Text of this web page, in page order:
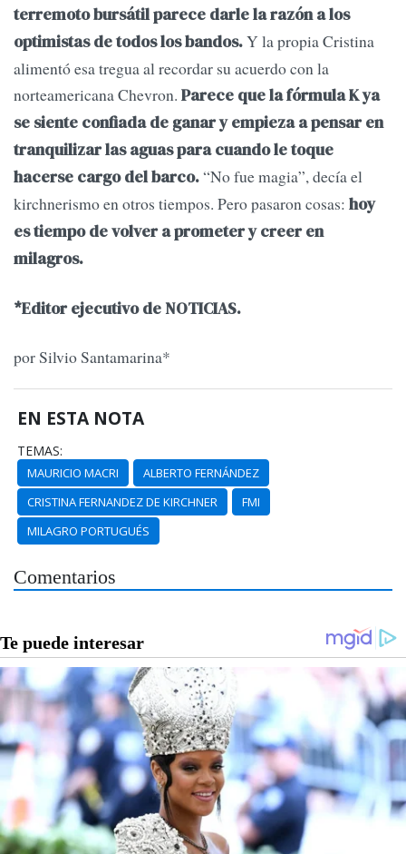
terremoto bursátil parece darle la razón a los
optimistas de todos los bandos.Y la propia Cristina
alimentó esa tregua al recordar su acuerdo con la
norteamericana Chevron. Parece que la fórmula K ya
se siente confiada de ganar y empieza a pensar en
tranquilizar las aguas para cuando le toque
hacerse cargo del barco.“No fue magia”, decía el
kirchnerismo en otros tiempos. Pero pasaron cosas: hoy
es tiempo de volver a prometer y creer en
milagros.
*Editor ejecutivo de NOTICIAS.
por Silvio Santamarina*
EN ESTA NOTA
TEMAS:
MAURICIO MACRI
ALBERTO FERNÁNDEZ
CRISTINA FERNANDEZ DE KIRCHNER
FMI
MILAGRO PORTUGUÉS
Comentarios